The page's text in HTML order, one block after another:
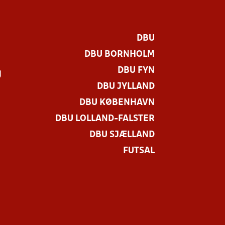
DBU
DBU BORNHOLM
DBU FYN
DBU JYLLAND
DBU KØBENHAVN
DBU LOLLAND-FALSTER
DBU SJÆLLAND
FUTSAL